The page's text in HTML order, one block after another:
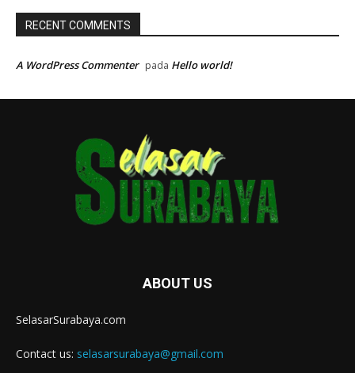
RECENT COMMENTS
A WordPress Commenter pada Hello world!
ABOUT US
SelasarSurabaya.com
Contact us: selasarsurabaya@gmail.com